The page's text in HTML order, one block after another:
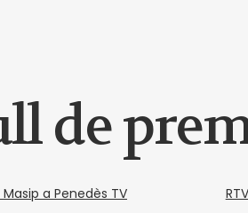
de
a Penedès TV